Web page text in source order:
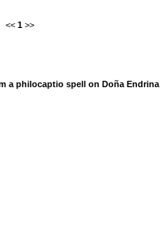
<< 1 >>
a philocaptio spell on Doña Endrina